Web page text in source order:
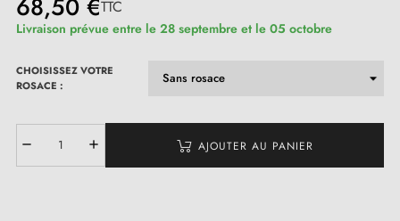
TTC
Livraison prévue entre le 28 septembre et le 05 octobre
CHOISISSEZ VOTRE
ROSACE :
AJOUTER AU PANIER